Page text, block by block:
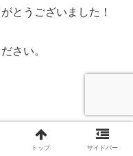
とうございました！
さい。
トップ サイドバー